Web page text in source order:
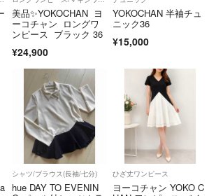
値をご参照いただき、ご不明点はお気軽にご質問
介入します。また、何色と明確にお答えするのが
ので、写真よりご判断ください。
ラクマ公式パートナーの株式会社KLDによって運
law/kld/
law/kld/#return_policy
美品✨YOKOCHAN ヨ
ーコチャン ロングワ
ンピース ブラック 36
¥24,900
YOKOCHAN 半袖チュ
ニック36
¥15,000
シャツ/ブラウス(長袖/七分)
hue DAY TO EVENIN
ひざ丈ワンピース
ヨーコチャン YOKO C